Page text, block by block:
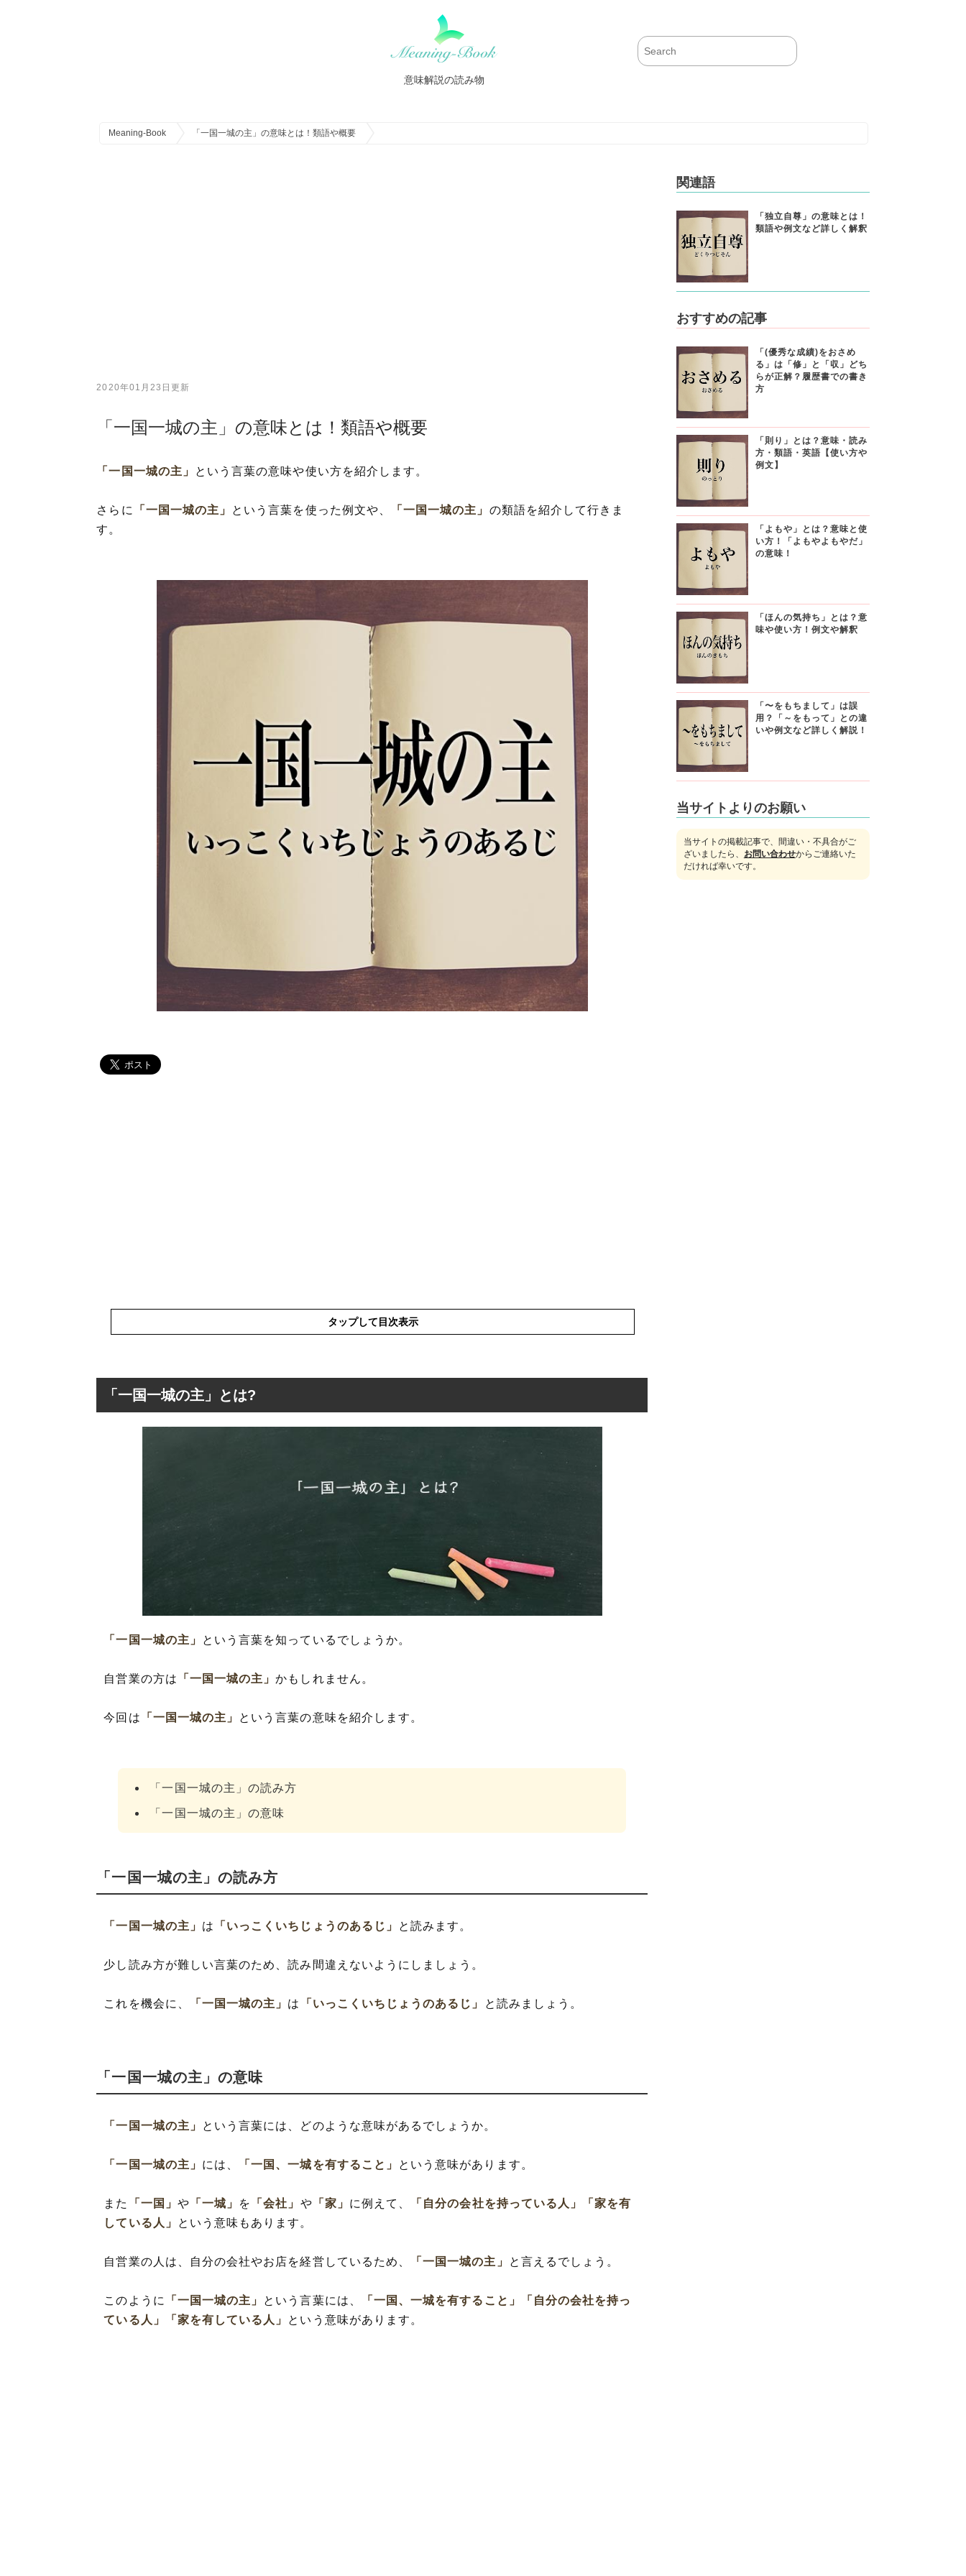
意味解説の読み物
Meaning-Book 「一国一城の主」の意味とは！類語や概要
2020年01月23日更新
「一国一城の主」の意味とは！類語や概要
「一国一城の主」 という言葉の意味や使い方を紹介します。
さらに 「一国一城の主」 という言葉を使った例文や、 「一国一城の主」 の類語を紹介して行きま
す。
タップして目次表示
「一国一城の主」を使った例文や短文など
「一国一城の主」とは?
「一国一城の主」 という言葉を知っているでしょうか。
自営業の方は 「一国一城の主」かもしれません。
今回は 「一国一城の主」 という言葉の意味を紹介します。
「一国一城の主」の読み方
「一国一城の主」の意味
「一国一城の主」の読み方
「一国一城の主」 は 「いっこくいちじょうのあるじ」 と読みます。
少し読み方が難しい言葉のため、読み間違えないようにしましょう。
これを機会に、 「一国一城の主」 は 「いっこくいちじょうのあるじ」 と読みましょう。
「一国一城の主」の意味
「一国一城の主」 という言葉には、どのような意味があるでしょうか。
「一国一城の主」 には、 「一国、一城を有すること」 という意味があります。
また 「一国」 や 「一城」 を 「会社」 や 「家」 に例えて、 「自分の会社を持っている人」
「家を有
している人」
という意味もあります。
自営業の人は、自分の会社やお店を経営しているため、 「一国一城の主」 と言えるでしょう。
このように 「一国一城の主」 という言葉には、 「一国、一城を有すること」
「自分の会社を持っ
ている人」
「家を有している人」 という意味があります。
関連語
「独立自尊」の意味とは！
類語や例文など詳しく解釈
おすすめの記事
「(優秀な成績)をおさめ
る」は「修」と「収」どち
らが正解？履歴書での書き
方
「則り」とは？意味・読み
方・類語・英語【使い方や
例文】
「よもや」とは？意味と使
い方！「よもやよもやだ」
の意味！
「ほんの気持ち」とは？意
味や使い方！例文や解釈
「〜をもちまして」は誤
用？「～をもって」との違
いや例文など詳しく解説！
当サイトよりのお願い
当サイトの掲載記事で、間違い・不具合がご
ざいましたら、 お問い合わせからご連絡いた
だければ幸いです。